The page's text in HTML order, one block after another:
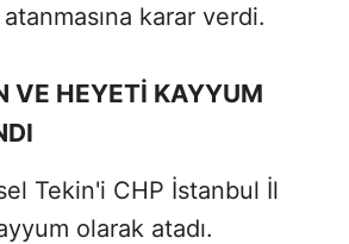
karar verdi.
VE HEYETİ KAYYUM
Tekin'i CHP İstanbul İl
olarak atadı.